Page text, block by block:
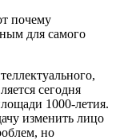
почему
для самого
сегодня
1000-летия.
изменить лицо
но